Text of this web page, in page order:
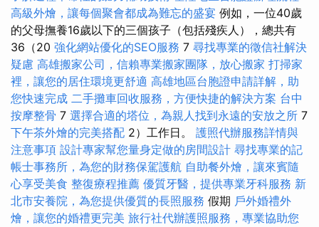
高級外燴，讓每個聚會都成為難忘的盛宴 例如，一位40歲
的父母撫養16歲以下的三個孩子（包括殘疾人），總共有
36（20 強化網站優化的SEO服務 7 尋找專業的徵信社解決
疑慮 高雄搬家公司，信賴專業搬家團隊，放心搬家 打掃家
裡，讓您的居住環境更舒適 高雄地區台胞證申請詳解，助
您快速完成 二手攤車回收服務，方便快捷的解決方案 台中
按摩整骨 7 選擇合適的塔位，為親人找到永遠的安放之所 7
下午茶外燴的完美搭配 2）工作日。 護照代辦服務詳情與
注意事項 設計專家幫您量身定做的房間設計 尋找專業的記
帳士事務所，為您的財務保駕護航 自助餐外燴，讓來賓隨
心享受美食 整復療程推薦 優質牙醫，提供專業牙科服務 新
北市安養院，為您提供優質的長照服務 假期 戶外婚禮外
燴，讓您的婚禮更完美 旅行社代辦護照服務，專業協助您